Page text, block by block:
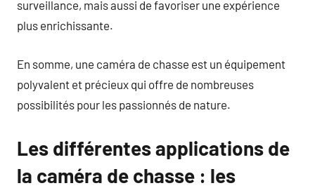
surveillance, mais aussi de favoriser une expérience
plus enrichissante.
En somme, une caméra de chasse est un équipement
polyvalent et précieux qui offre de nombreuses
possibilités pour les passionnés de nature.
Les différentes applications de
la caméra de chasse : les